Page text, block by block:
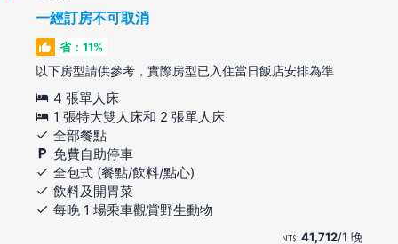
一經訂房不可取消
省：11%
以下房型請供參考，實際房型已入住當日飯店安排為準
4 張單人床
1 張特大雙人床和 2 張單人床
全部餐點
免費自助停車
全包式 (餐點/飲料/點心)
飲料及開胃菜
每晚 1 場乘車觀賞野生動物
41,712/1 晚